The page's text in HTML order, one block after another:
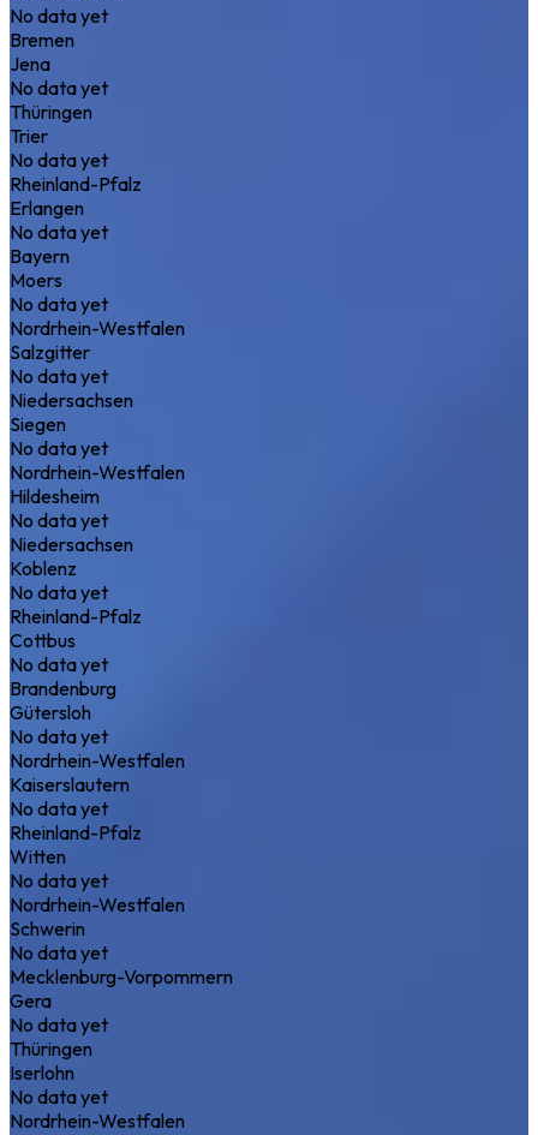
No data yet
Bremen
Jena
No data yet
Thüringen
Trier
No data yet
Rheinland-Pfalz
Erlangen
No data yet
Bayern
Moers
No data yet
Nordrhein-Westfalen
Salzgitter
No data yet
Niedersachsen
Siegen
No data yet
Nordrhein-Westfalen
Hildesheim
No data yet
Niedersachsen
Koblenz
No data yet
Rheinland-Pfalz
Cottbus
No data yet
Brandenburg
Gütersloh
No data yet
Nordrhein-Westfalen
Kaiserslautern
No data yet
Rheinland-Pfalz
Witten
No data yet
Nordrhein-Westfalen
Schwerin
No data yet
Mecklenburg-Vorpommern
Gera
No data yet
Thüringen
Iserlohn
No data yet
Nordrhein-Westfalen